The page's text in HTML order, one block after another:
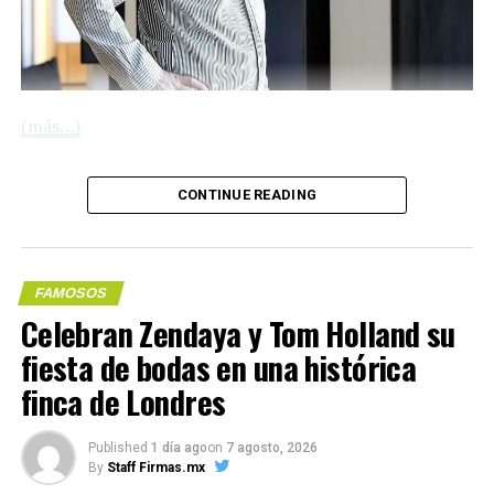
Alemania.
El video, de un minuto y siete segundos de duración,
termina con la frase “We Are Ready” (“Estamos listos”).
Compártelo:
Me gusta esto:
COMPARTE ESTA INFORMACIÓN
CONTINUE READING
FAMOSOS
Celebran Zendaya y Tom Holland su
fiesta de bodas en una histórica
finca de Londres
Published 1 día agoon 7 agosto, 2026
By Staff Firmas.mx